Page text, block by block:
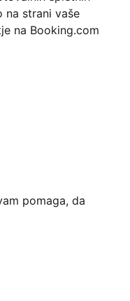
na strani vaše
na Booking.com
pomaga, da